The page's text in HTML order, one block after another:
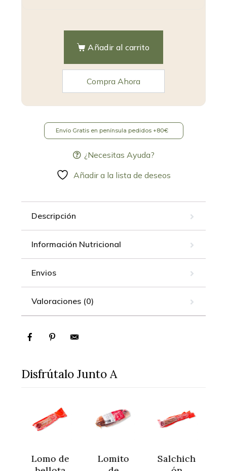
Añadir al carrito
Envío Gratis en península pedidos +80€
¿Necesitas Ayuda?
Añadir a la lista de deseos
Descripción
Información Nutricional
Envios
Valoraciones (0)
Disfrútalo Junto A
Lomo de
Lomito
Salchich